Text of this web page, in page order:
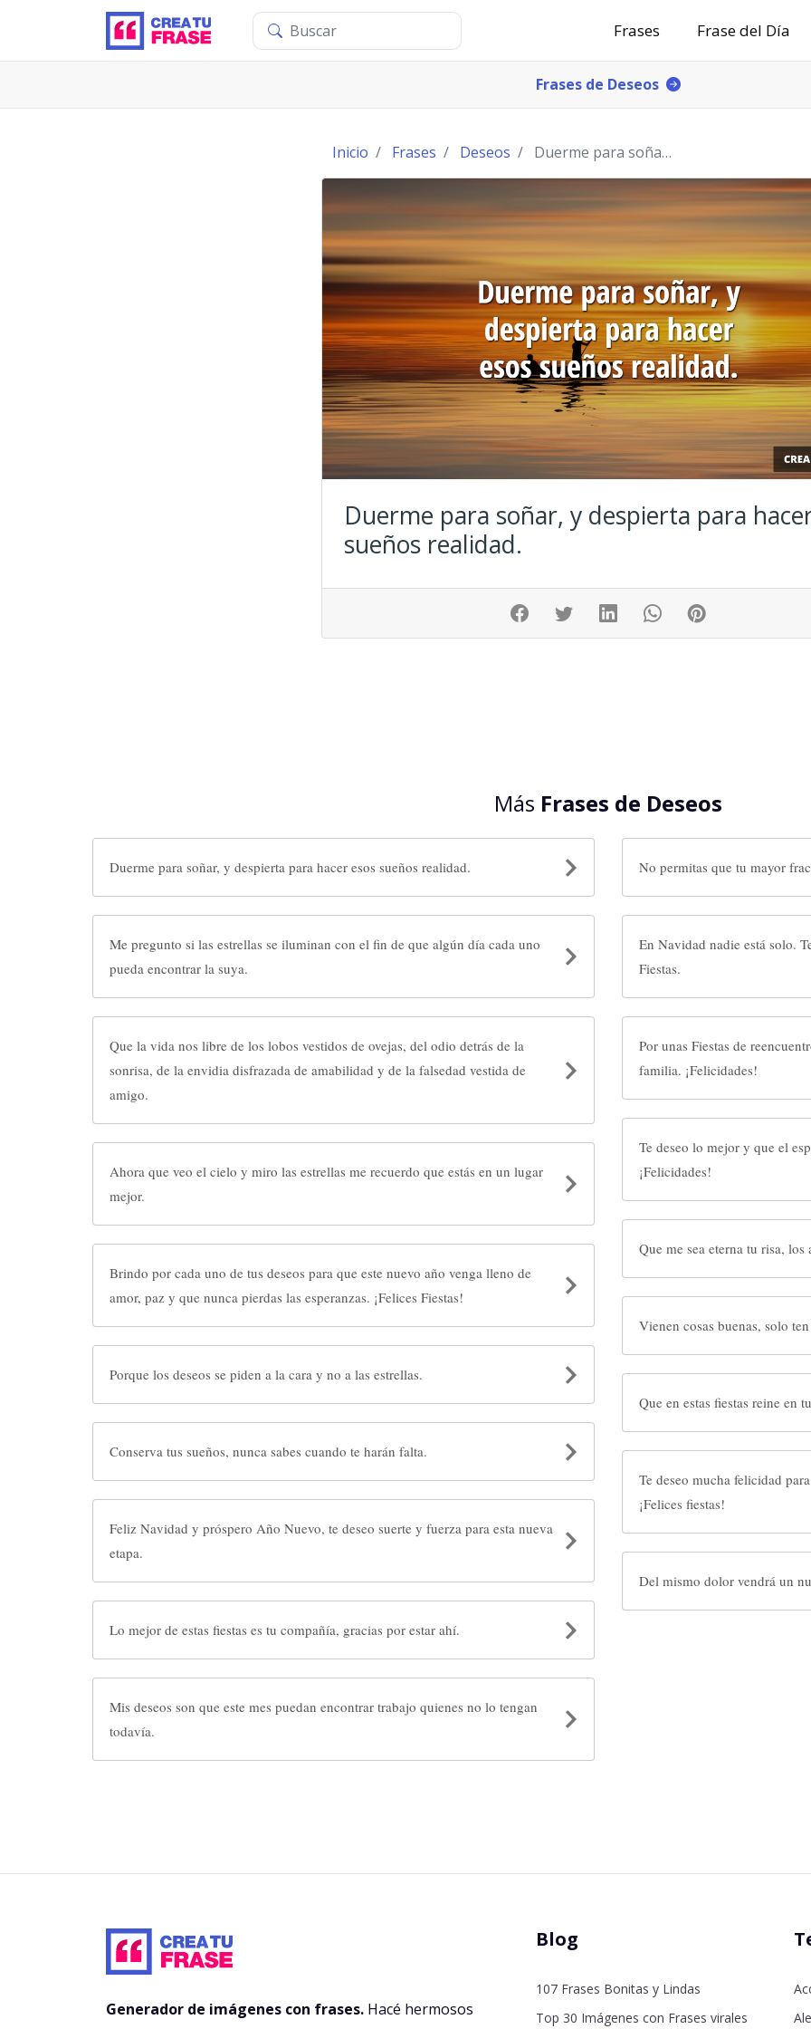
Frases Frase del Día
Frases de Deseos
Inicio Frases Deseos Duerme para soñar, y despierta para hacer esos su
Duerme para soñar, y despierta para
sueños realidad.
Más Frases de Deseos
Duerme para soñar, y despierta para hacer esos sueños realidad.
Me pregunto si las estrellas se iluminan con el fin de que algún día cada uno
pueda encontrar la suya.
Que la vida nos libre de los lobos vestidos de ovejas, del odio detrás de la
sonrisa, de la envidia disfrazada de amabilidad y de la falsedad vestida de
amigo.
Ahora que veo el cielo y miro las estrellas me recuerdo que estás en un lugar
mejor.
Brindo por cada uno de tus deseos para que este nuevo año venga lleno de
amor, paz y que nunca pierdas las esperanzas. ¡Felices Fiestas!
Porque los deseos se piden a la cara y no a las estrellas.
Conserva tus sueños, nunca sabes cuando te harán falta.
Feliz Navidad y próspero Año Nuevo, te deseo suerte y fuerza para esta nueva
etapa.
Lo mejor de estas fiestas es tu compañía, gracias por estar ahí.
Mis deseos son que este mes puedan encontrar trabajo quienes no lo tengan
todavía.
No permitas que tu mayor
En Navidad nadie está solo. Te mando un
Fiestas.
Por unas Fiestas de
familia. ¡Felicidades!
Te deseo lo mejor y que el
¡Felicidades!
Que me sea eterna tu risa, los
Vienen cosas buenas, solo
Que en estas fiestas reine en
Te deseo mucha felicidad
¡Felices fiestas!
Del mismo dolor vendrá un
Generador de imágenes con frases. Hacé hermosos
Blog
107 Frases Bonitas y Lindas
Top 30 Imágenes con Frases virales